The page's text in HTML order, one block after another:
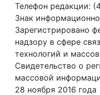
Телефон редакции:
Знак
Зарегистрировано
надзору в сфере
технологий и
Свидетельство о
массовой
28 ноября 2016 года